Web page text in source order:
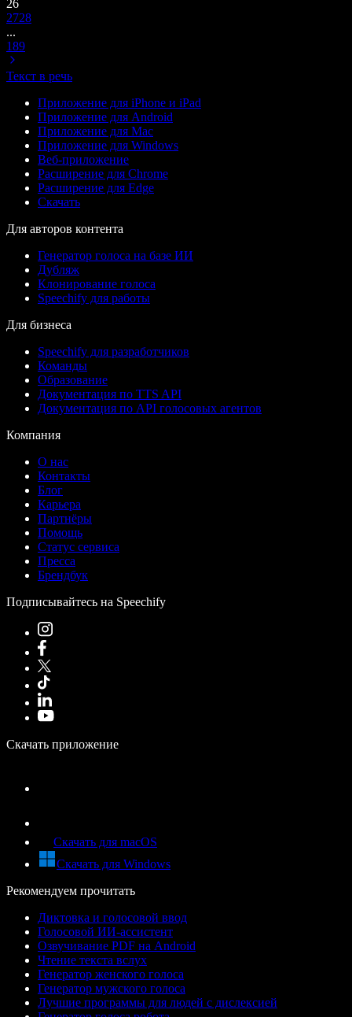
26
2728
...
189
Текст в речь
Приложение для iPhone и iPad
Приложение для Android
Приложение для Mac
Приложение для Windows
Веб-приложение
Расширение для Chrome
Расширение для Edge
Скачать
Для авторов контента
Генератор голоса на базе ИИ
Дубляж
Клонирование голоса
Speechify для работы
Для бизнеса
Speechify для разработчиков
Команды
Образование
Документация по TTS API
Документация по API голосовых агентов
Компания
О нас
Контакты
Блог
Карьера
Партнёры
Помощь
Статус сервиса
Пресса
Брендбук
Подписывайтесь на Speechify
Скачать приложение
Скачать для macOS
Скачать для Windows
Рекомендуем прочитать
Диктовка и голосовой ввод
Голосовой ИИ-ассистент
Озвучивание PDF на Android
Чтение текста вслух
Генератор женского голоса
Генератор мужского голоса
Лучшие программы для людей с дислексией